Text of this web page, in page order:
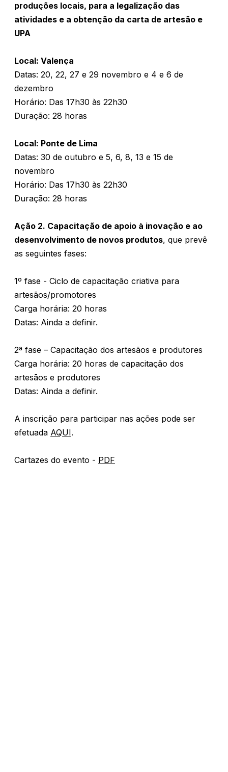
produções locais, para a legalização das
atividades e a obtenção da carta de artesão e
UPA
Local: Valença
Datas: 20, 22, 27 e 29 novembro e 4 e 6 de
dezembro
Horário: Das 17h30 às 22h30
Duração: 28 horas
Local: Ponte de Lima
Datas: 30 de outubro e 5, 6, 8, 13 e 15 de
novembro
Horário: Das 17h30 às 22h30
Duração: 28 horas
Ação 2. Capacitação de apoio à inovação e ao
desenvolvimento de novos produtos, que prevê
as seguintes fases:
1º fase - Ciclo de capacitação criativa para
artesãos/promotores
Carga horária: 20 horas
Datas: Ainda a definir.
2ª fase – Capacitação dos artesãos e produtores
Carga horária: 20 horas de capacitação dos
artesãos e produtores
Datas: Ainda a definir.
A inscrição para participar nas ações pode ser
efetuada AQUI.
Cartazes do evento - PDF